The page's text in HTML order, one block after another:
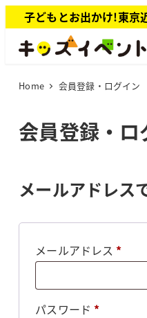
イ
子どもとお出かけ!東京
Home 会員登録・ログイン
会員登録・ロ
メールアドレス
メールアドレス *必
パスワード *必